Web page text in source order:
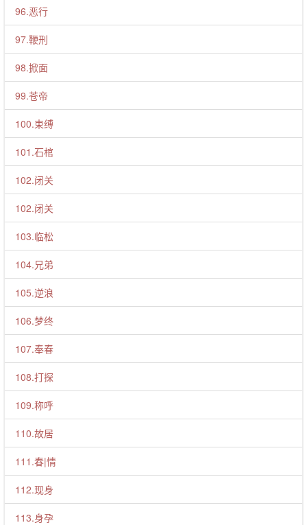
96.恶行
97.鞭刑
98.掀面
99.苍帝
100.束缚
101.石棺
102.闭关
102.闭关
103.临松
104.兄弟
105.逆浪
106.梦终
107.奉春
108.打探
109.称呼
110.故居
111.春|情
112.现身
113.身孕